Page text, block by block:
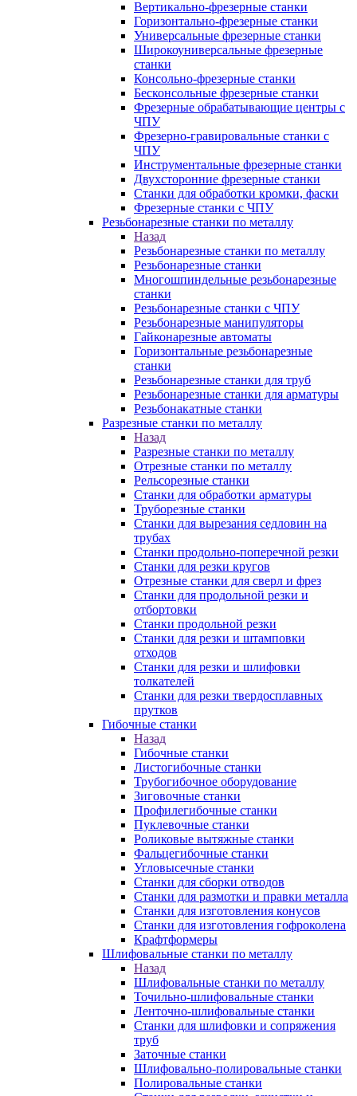
Вертикально-фрезерные станки
Горизонтально-фрезерные станки
Универсальные фрезерные станки
Широкоуниверсальные фрезерные
станки
Консольно-фрезерные станки
Бесконсольные фрезерные станки
Фрезерные обрабатывающие центры с
ЧПУ
Фрезерно-гравировальные станки с
ЧПУ
Инструментальные фрезерные станки
Двухсторонние фрезерные станки
Станки для обработки кромки, фаски
Фрезерные станки с ЧПУ
Резьбонарезные станки по металлу
Назад
Резьбонарезные станки по металлу
Резьбонарезные станки
Многошпиндельные резьбонарезные
станки
Резьбонарезные станки с ЧПУ
Резьбонарезные манипуляторы
Гайконарезные автоматы
Горизонтальные резьбонарезные
станки
Резьбонарезные станки для труб
Резьбонарезные станки для арматуры
Резьбонакатные станки
Разрезные станки по металлу
Назад
Разрезные станки по металлу
Отрезные станки по металлу
Рельсорезные станки
Станки для обработки арматуры
Труборезные станки
Станки для вырезания седловин на
трубаx
Станки продольно-поперечной резки
Станки для резки кругов
Отрезные станки для сверл и фрез
Станки для продольной резки и
отбортовки
Станки продольной резки
Станки для резки и штамповки
отходов
Станки для резки и шлифовки
толкателей
Станки для резки твердосплавных
прутков
Гибочные станки
Назад
Гибочные станки
Листогибочные станки
Трубогибочное оборудование
Зиговочные станки
Профилегибочные станки
Пуклевочные станки
Роликовые вытяжные станки
Фальцегибочные станки
Угловысечные станки
Станки для сборки отводов
Станки для размотки и правки металла
Станки для изготовления конусов
Станки для изготовления гофроколена
Крафтформеры
Шлифовальные станки по металлу
Назад
Шлифовальные станки по металлу
Точильно-шлифовальные станки
Ленточно-шлифовальные станки
Станки для шлифовки и сопряжения
труб
Заточные станки
Шлифовально-полировальные станки
Полировальные станки